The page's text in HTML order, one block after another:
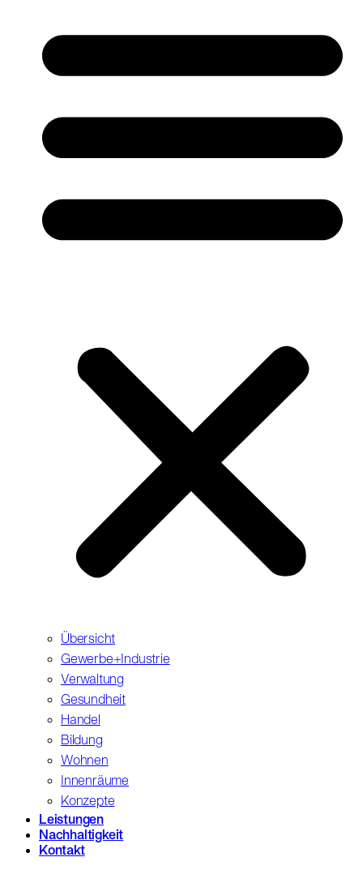
Übersicht
Gewerbe+Industrie
Verwaltung
Gesundheit
Handel
Bildung
Wohnen
Innenräume
Konzepte
Leistungen
Nachhaltigkeit
Kontakt